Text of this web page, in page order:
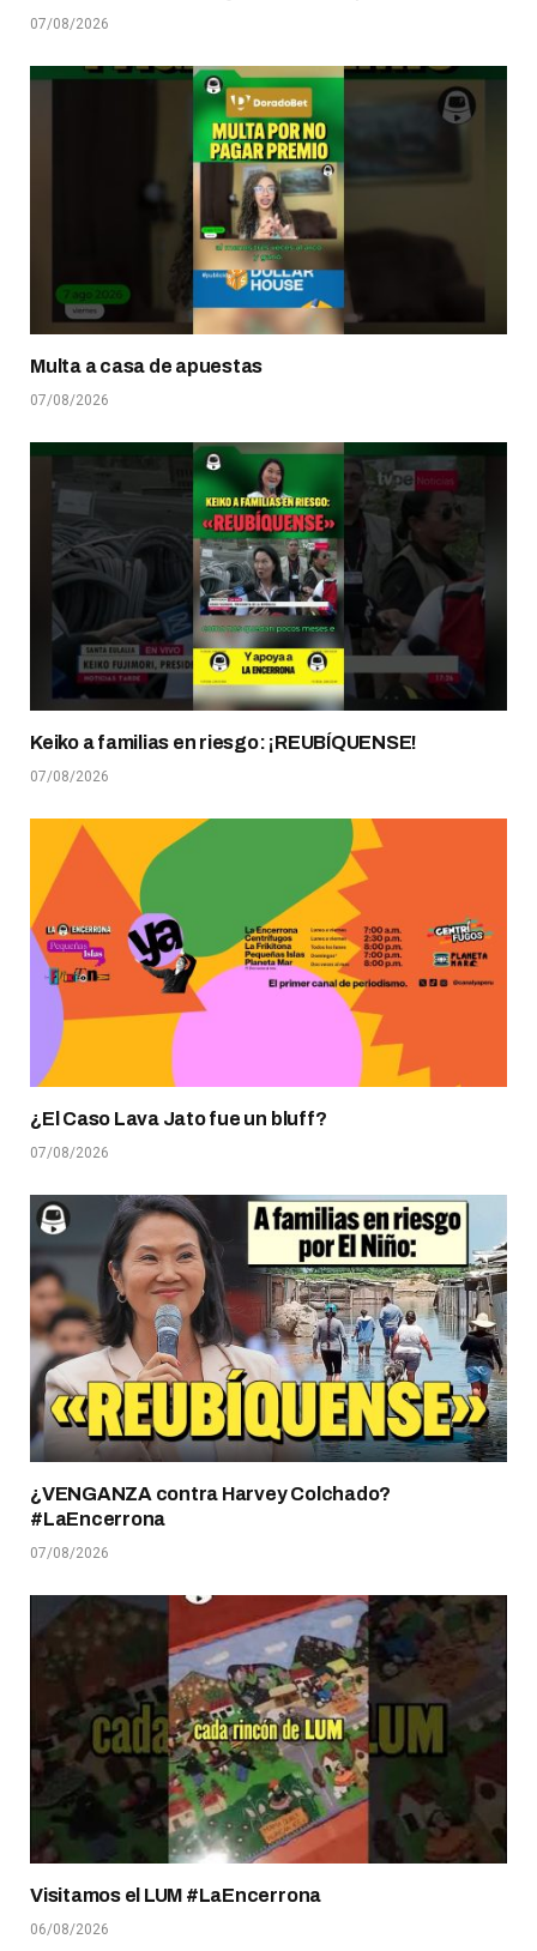
07/08/2026
Multa a casa de apuestas
07/08/2026
Keiko a familias en riesgo: ¡REUBÍQUENSE!
07/08/2026
¿El Caso Lava Jato fue un bluff?
07/08/2026
¿VENGANZA contra Harvey Colchado?
#LaEncerrona
07/08/2026
Visitamos el LUM #LaEncerrona
06/08/2026